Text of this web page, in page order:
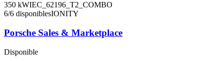
350 kWIEC_62196_T2_COMBO
6/6 disponiblesIONITY
Porsche Sales & Marketplace
Disponible